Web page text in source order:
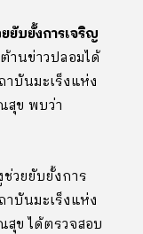
ยับยั้งการเจริญ
านข่าวปลอมได้
าบันมะเร็งแห่ง
สุข พบว่า
วยยับยั้งการ
าบันมะเร็งแห่ง
ข ได้ตรวจสอบ